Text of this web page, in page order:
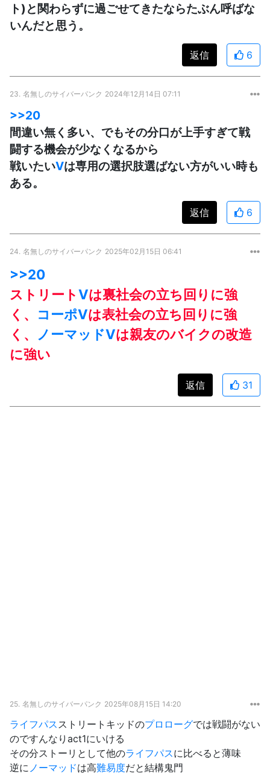
ト)と関わらずに過ごせてきたならたぶん呼ばな
いんだと思う。
返信 6
23. 名無しのサイバーパンク 2024年12月14日 07:11
>>20
間違い無く多い、でもその分口が上手すぎて戦
闘する機会が少なくなるから
戦いたいVは専用の選択肢選ばない方がいい時も
ある。
返信 6
24. 名無しのサイバーパンク 2025年02月15日 06:41
>>20
ストリートVは裏社会の立ち回りに強
く、
コーポVは表社会の立ち回りに強
く、
ノーマッドVは親友のバイクの改造
に強い
返信 31
25. 名無しのサイバーパンク 2025年08月15日 14:20
ライフパス ストリートキッドのプロローグでは戦闘がない
のですんなりact1にいける
その分ストーリとして他のライフパスに比べると薄味
逆に ノーマッドは高難易度だと結構鬼門